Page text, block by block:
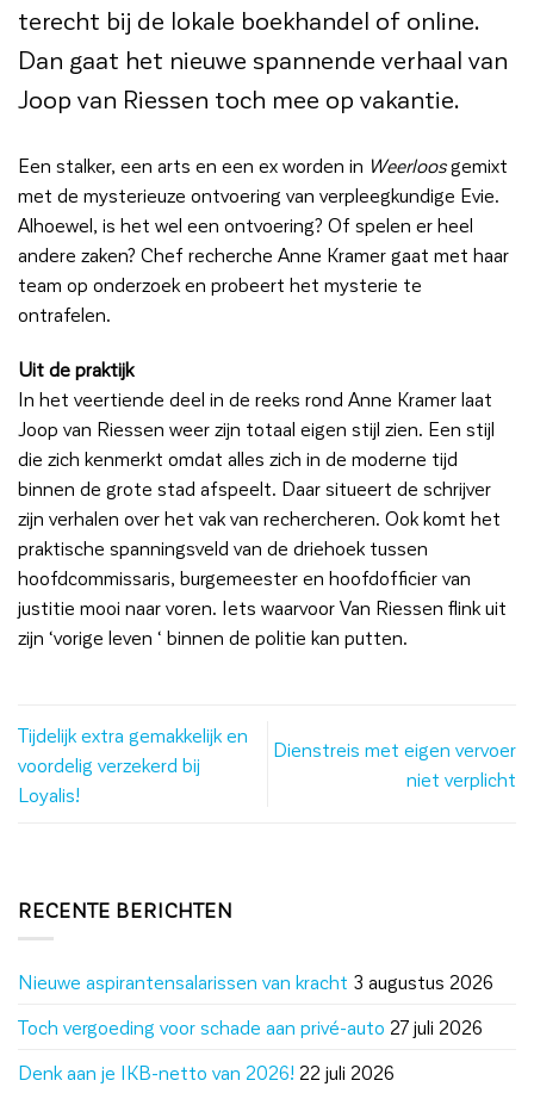
terecht bij de lokale boekhandel of online.
Dan gaat het nieuwe spannende verhaal van
Joop van Riessen toch mee op vakantie.
Een stalker, een arts en een ex worden in Weerloosgemixt
met de mysterieuze ontvoering van verpleegkundige Evie.
Alhoewel, is het wel een ontvoering? Of spelen er heel
andere zaken? Chef recherche Anne Kramer gaat met haar
team op onderzoek en probeert het mysterie te
ontrafelen.
Uit de praktijk
In het veertiende deel in de reeks rond Anne Kramer laat
Joop van Riessen weer zijn totaal eigen stijl zien. Een stijl
die zich kenmerkt omdat alles zich in de moderne tijd
binnen de grote stad afspeelt. Daar situeert de schrijver
zijn verhalen over het vak van rechercheren. Ook komt het
praktische spanningsveld van de driehoek tussen
hoofdcommissaris, burgemeester en hoofdofficier van
justitie mooi naar voren. Iets waarvoor Van Riessen flink uit
zijn ‘vorige leven ‘ binnen de politie kan putten.
Tijdelijk extra gemakkelijk en
voordelig verzekerd bij
Loyalis!
Dienstreis met eigen vervoer
niet verplicht
RECENTE BERICHTEN
Nieuwe aspirantensalarissen van kracht 3 augustus 2026
Toch vergoeding voor schade aan privé-auto 27 juli 2026
Denk aan je IKB-netto van 2026! 22 juli 2026